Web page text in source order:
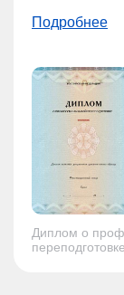
Подробнее
Диплом о
переподготовке